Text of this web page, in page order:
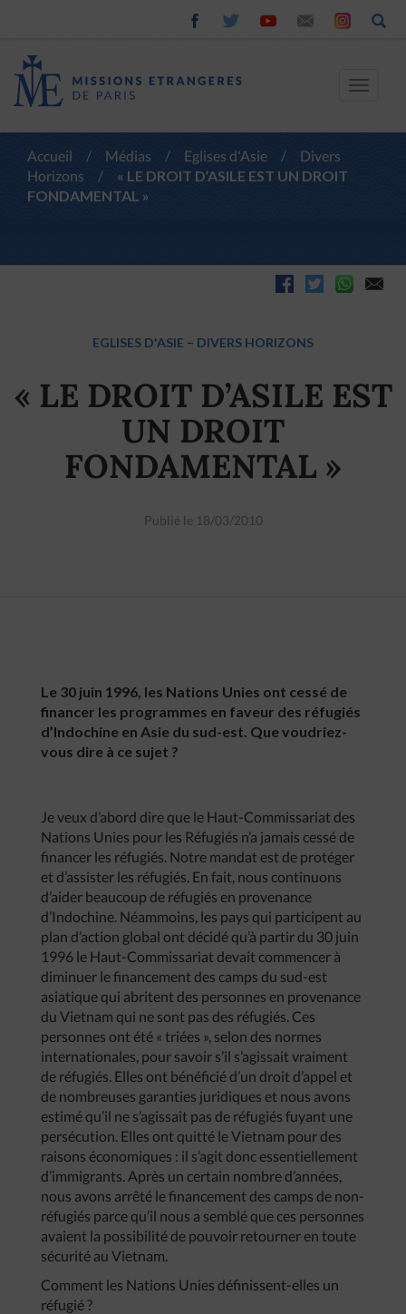
Toggle
Accueil / Médias / Eglises d'Asie /
Divers
Horizons
/
« LE DROIT D’ASILE EST UN DROIT
FONDAMENTAL »
EGLISES D'ASIE – DIVERS HORIZONS
« LE DROIT D’ASILE EST
UN DROIT
FONDAMENTAL »
Publié le 18/03/2010
Le 30 juin 1996, les Nations Unies ont cessé de
financer les programmes en faveur des réfugiés
d’Indochine en Asie du sud-est. Que voudriez-
vous dire à ce sujet ?
Je veux d’abord dire que le Haut-Commissariat des
Nations Unies pour les Réfugiés n’a jamais cessé de
financer les réfugiés. Notre mandat est de protéger
et d’assister les réfugiés. En fait, nous continuons
d’aider beaucoup de réfugiés en provenance
d’Indochine. Néammoins, les pays qui participent au
plan d’action global ont décidé qu’à partir du 30 juin
1996 le Haut-Commissariat devait commencer à
diminuer le financement des camps du sud-est
asiatique qui abritent des personnes en provenance
du Vietnam qui ne sont pas des réfugiés. Ces
personnes ont été « triées », selon des normes
internationales, pour savoir s’il s’agissait vraiment
de réfugiés. Elles ont bénéficié d’un droit d’appel et
de nombreuses garanties juridiques et nous avons
estimé qu’il ne s’agissait pas de réfugiés fuyant une
persécution. Elles ont quitté le Vietnam pour des
raisons économiques : il s’agit donc essentiellement
d’immigrants. Après un certain nombre d’années,
nous avons arrêté le financement des camps de non-
réfugiés parce qu’il nous a semblé que ces personnes
avaient la possibilité de pouvoir retourner en toute
sécurité au Vietnam.
Comment les Nations Unies définissent-elles un
réfugié ?